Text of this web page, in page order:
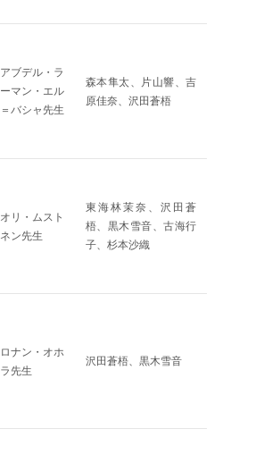
アブデル・ラ
ーマン・エル
＝バシャ先生
森本隼太、片山響、吉
原佳奈、沢田蒼梧
オリ・ムスト
ネン先生
東海林茉奈、沢田蒼
梧、黒木雪音、古海行
子、杉本沙織
ロナン・オホ
ラ先生
沢田蒼梧、黒木雪音